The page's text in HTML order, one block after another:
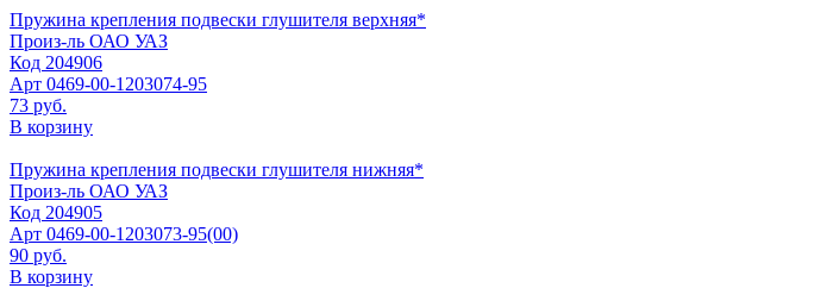
Пружина крепления подвески глушителя верхняя*
Произ-ль ОАО УАЗ
Код 204906
Арт 0469-00-1203074-95
73 руб.
В корзину
Пружина крепления подвески глушителя нижняя*
Произ-ль ОАО УАЗ
Код 204905
Арт 0469-00-1203073-95(00)
90 руб.
В корзину